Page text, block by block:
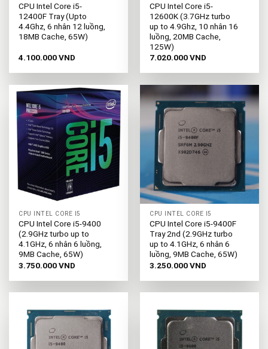
CPU Intel Core i5-
12400F Tray (Upto
4.4Ghz, 6 nhân 12 luồng,
18MB Cache, 65W)
4.100.000VND
CPU Intel Core i5-
12600K (3.7GHz turbo
up to 4.9Ghz, 10 nhân 16
luồng, 20MB Cache,
125W)
7.020.000VND
CPU INTEL CORE I5
CPU Intel Core i5-9400
(2.9GHz turbo up to
4.1GHz, 6 nhân 6 luồng,
9MB Cache, 65W)
3.750.000VND
CPU INTEL CORE I5
CPU Intel Core i5-9400F
Tray 2nd (2.9GHz turbo
up to 4.1GHz, 6 nhân 6
luồng, 9MB Cache, 65W)
3.250.000VND